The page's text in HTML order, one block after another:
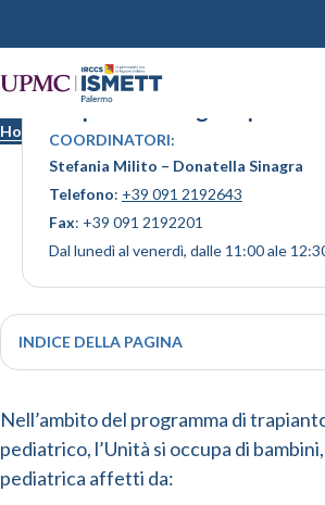
Home Trapianto di fegato pediatrico
Trapianto di fegato
COORDINATORI:
Stefania Milito – Donatella Sinagra
Telefono: +39 091 2192643
Fax: +39 091 2192201
Dal lunedì al venerdì, dalle 11:00 ale
INDICE DELLA PAGINA
Nell’ambito del programma di
pediatrico, l’Unità si occupa di
pediatrica affetti da: